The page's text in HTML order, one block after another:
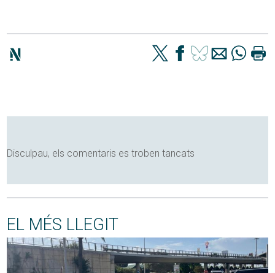
Disculpau, els comentaris es troben tancats
EL MÉS LLEGIT